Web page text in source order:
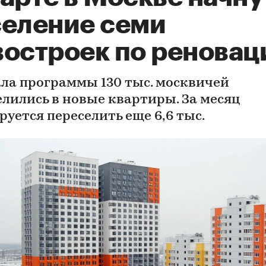
семи
по
программы 130 тыс. москвичей
в новые квартиры. За месяц
переселить еще 6,6 тыс.